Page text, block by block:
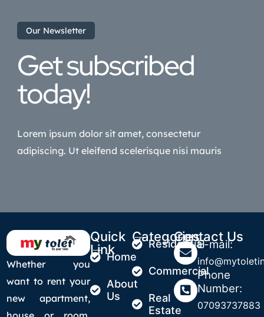
Our Newsletter
Get subscribed
today!
Lorem ipsum dolor sit amet, consectetur
adipiscing. Ut eleifend scelerisque nisi mauris
Whether you
want to rent your
new apartment,
Quick
LinkHome
About
Us
Categories
Residential
Commercial
Real
Estate
Contact Us
E-mail:
Phone
Number:
07093737883